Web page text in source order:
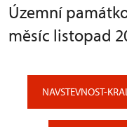
Územní
měsíc listopad
NAVSTEVNOST-